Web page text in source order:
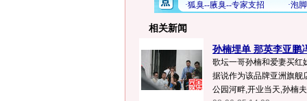
相关新闻
孙楠埋单 那英李亚鹏
歌坛一哥孙楠和爱妻买红
据说作为该品牌亚洲旗舰
公园河畔,开业当天,孙楠